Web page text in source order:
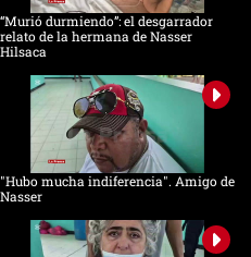
“Murió durmiendo”: el desgarrador
relato de la hermana de Nasser
Hilsaca
"Hubo mucha indiferencia". Amigo de
Nasser